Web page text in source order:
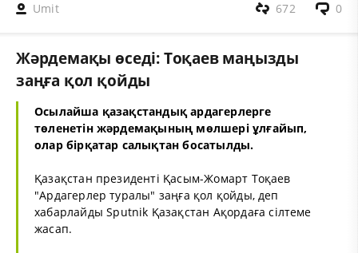
Umit 0
672
Жәрдемақы өседі: Тоқаев маңызды
заңға қол қойды
Осылайша қазақстандық ардагерлерге
төленетін жәрдемақының мөлшері ұлғайып,
олар бірқатар салықтан босатылды.
Қазақстан президенті Қасым-Жомарт Тоқаев
"Ардагерлер туралы" заңға қол қойды, деп
хабарлайдыSputnik Қазақстан Ақордаға сілтеме
жасап.